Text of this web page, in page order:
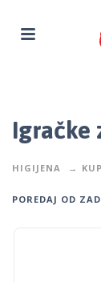
Igračke
HIGIJENA
POREDAJ OD